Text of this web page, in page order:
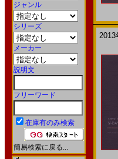
ジャンル
シリーズ
メーカー
説明文
フリーワード
在庫有のみ検索
簡易検索に戻る...
2013